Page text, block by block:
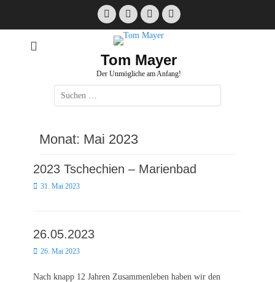
Facebook
E-
Mail
InstagramWebsite
Tom Mayer
Der Unmögliche am Anfang!
Suche
nach:
Monat: Mai 2023
2023 Tschechien – Marienbad
Posted
31. Mai 2023
26.05.2023
Posted
26. Mai 2023
Nach knapp 12 Jahren Zusammenleben haben wir den